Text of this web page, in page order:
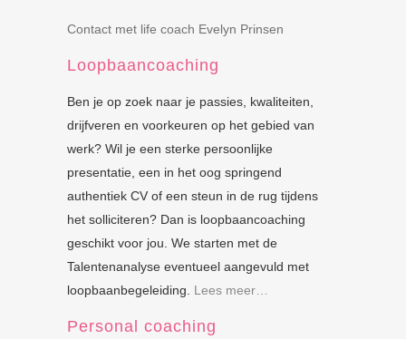
Contact met life coach Evelyn Prinsen
Loopbaancoaching
Ben je op zoek naar je passies, kwaliteiten,
drijfveren en voorkeuren op het gebied van
werk? Wil je een sterke persoonlijke
presentatie, een in het oog springend
authentiek CV of een steun in de rug tijdens
het solliciteren? Dan is loopbaancoaching
geschikt voor jou. We starten met de
Talentenanalyse eventueel aangevuld met
loopbaanbegeleiding. Lees meer…
Personal coaching